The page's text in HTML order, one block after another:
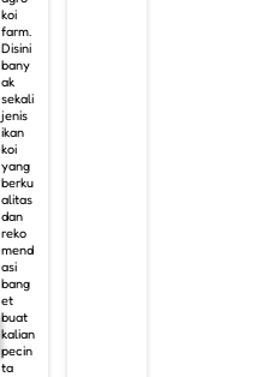
koi
farm.
Disini
bany
ak
sekali
jenis
ikan
koi
yang
berku
alitas
dan
reko
mend
asi
bang
et
buat
kalian
pecin
ta